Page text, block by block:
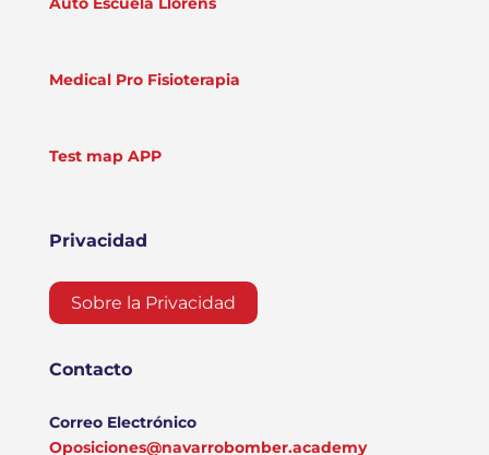
Medical Pro Fisioterapia
Test map APP
Privacidad
Sobre la Privacidad
Contacto
Correo Electrónico
Oposiciones@navarrobomber.academy